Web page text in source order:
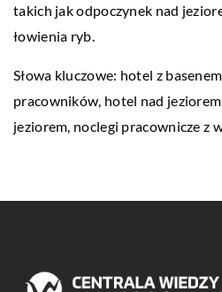
takich jak odpoczynek nad
łowienia ryb.
Słowa kluczowe: hotel z
pracowników, hotel nad
jeziorem, noclegi pracownicze z